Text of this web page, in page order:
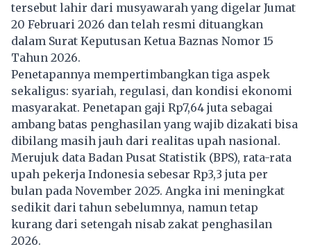
tersebut lahir dari musyawarah yang digelar Jumat
20 Februari 2026 dan telah resmi dituangkan
dalam Surat Keputusan Ketua Baznas Nomor 15
Tahun 2026.
Penetapannya mempertimbangkan tiga aspek
sekaligus: syariah, regulasi, dan kondisi ekonomi
masyarakat. Penetapan gaji Rp7,64 juta sebagai
ambang batas penghasilan yang wajib dizakati bisa
dibilang masih jauh dari realitas upah nasional.
Merujuk data Badan Pusat Statistik (BPS), rata-rata
upah pekerja Indonesia sebesar Rp3,3 juta per
bulan pada November 2025. Angka ini meningkat
sedikit dari tahun sebelumnya, namun tetap
kurang dari setengah nisab zakat penghasilan
2026.